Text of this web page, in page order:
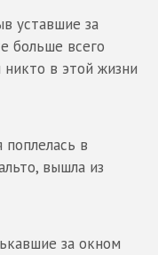
уставшие за
больше всего
в этой жизни
поплелась в
вышла из
за окном